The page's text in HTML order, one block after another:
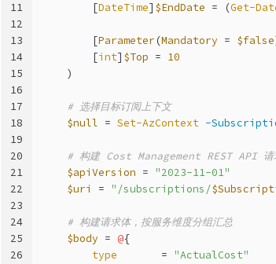
11
12
13
14
15
16
17
18
19
20
21
22
23
24
25
26
        [
DateTime] $EndDate = (Get-
        [
Parameter (Mandatory = $false
        [
int] $Top = 10
    )
# 选择目标订阅上下文
$null = Set-AzContext -
# 构建 Cost Management REST API 请
$apiVersion = "2023-11-01"
$uri
= "/subscriptions/
# 构建请求体，按服务维度分组汇总
$body = @{
type
       =
"ActualCost"